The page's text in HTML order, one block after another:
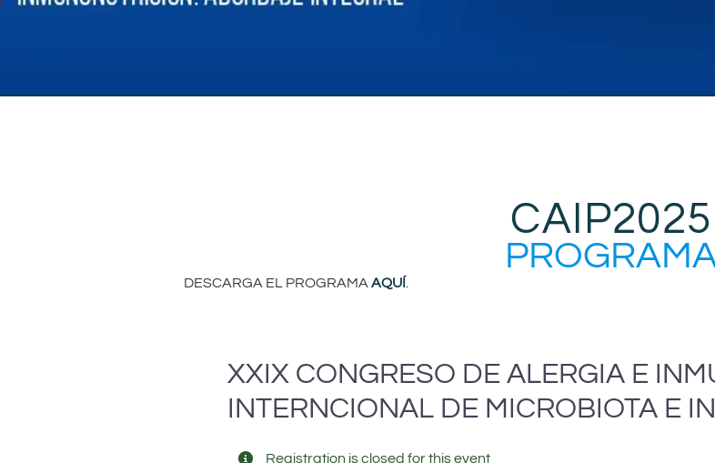
CAIP2025
DESCARGA EL PROGRAMAAQUÍ.
XXIX CONGRESO DE ALERGIA E
INTERNCIONAL DE MICROBIOTA E
Registration is closed for this event